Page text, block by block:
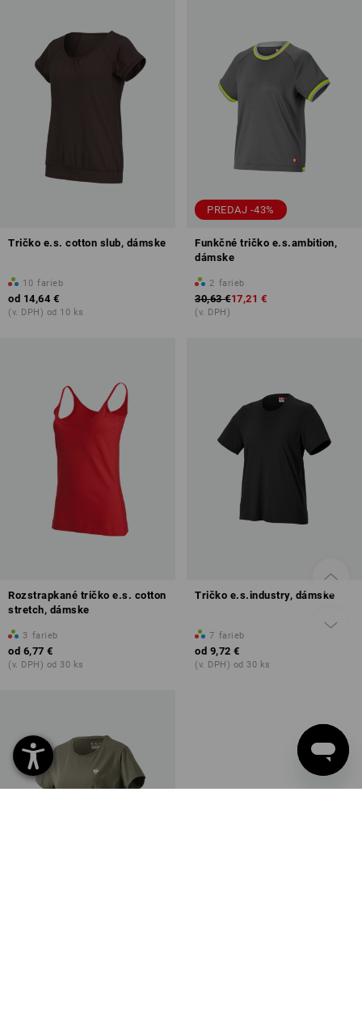
Tričko e.s. cotton slub, dámske
10 farieb
od 14,64 €
(v. DPH) od 10 ks
PREDAJ -43%
Funkčné tričko e.s.ambition,
dámske
2 farieb
30,63 €17,21 €
(v. DPH)
Rozstrapkané tričko e.s. cotton
stretch, dámske
3 farieb
od 6,77 €
(v. DPH) od 30 ks
Tričko e.s.industry, dámske
7 farieb
od 9,72 €
(v. DPH) od 30 ks